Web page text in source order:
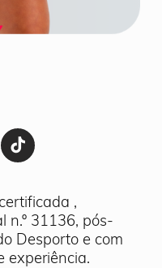
,
n.º 31136, pós-
Desporto e com
experiência.